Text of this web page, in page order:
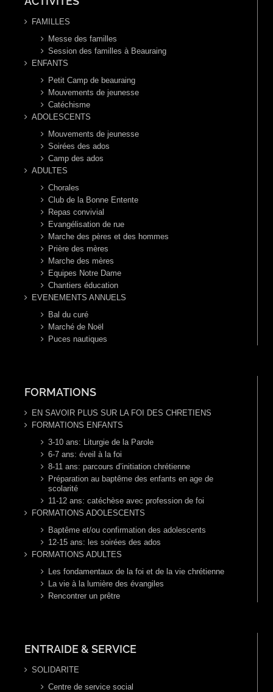
FAMILLES
Messe des familles
Session des familles à Beauraing
ENFANTS
Petit Camp de beauraing
Mouvements de jeunesse
Catéchisme
ADOLESCENTS
Mouvements de jeunesse
Soirées des ados
Camp des ados
ADULTES
Chorales
Club de la Bonne Entente
Repas convivial
Evangélisation de rue
Marche des pères et des hommes
Prière des mères
Marche des mères
Equipes Notre Dame
Chantiers éducation
EVENEMENTS ANNUELS
Bal du curé
Marché de Noël
Puces nautiques
FORMATIONS
EN SAVOIR PLUS SUR LA FOI DES CHRETIENS
FORMATIONS ENFANTS
3-10 ans: Liturgie de la Parole
6-7 ans: éveil à la foi
8-11 ans: parcours d’initiation chrétienne
Préparation au baptême des enfants en age de
scolarité
11-12 ans: catéchèse avec profession de foi
FORMATIONS ADOLESCENTS
Baptême et/ou confirmation des adolescents
12-15 ans: les soirées des ados
FORMATIONS ADULTES
Les fondamentaux de la foi et de la vie chrétienne
La vie à la lumière des évangiles
Rencontrer un prêtre
ENTRAIDE & SERVICE
SOLIDARITE
Centre de service social